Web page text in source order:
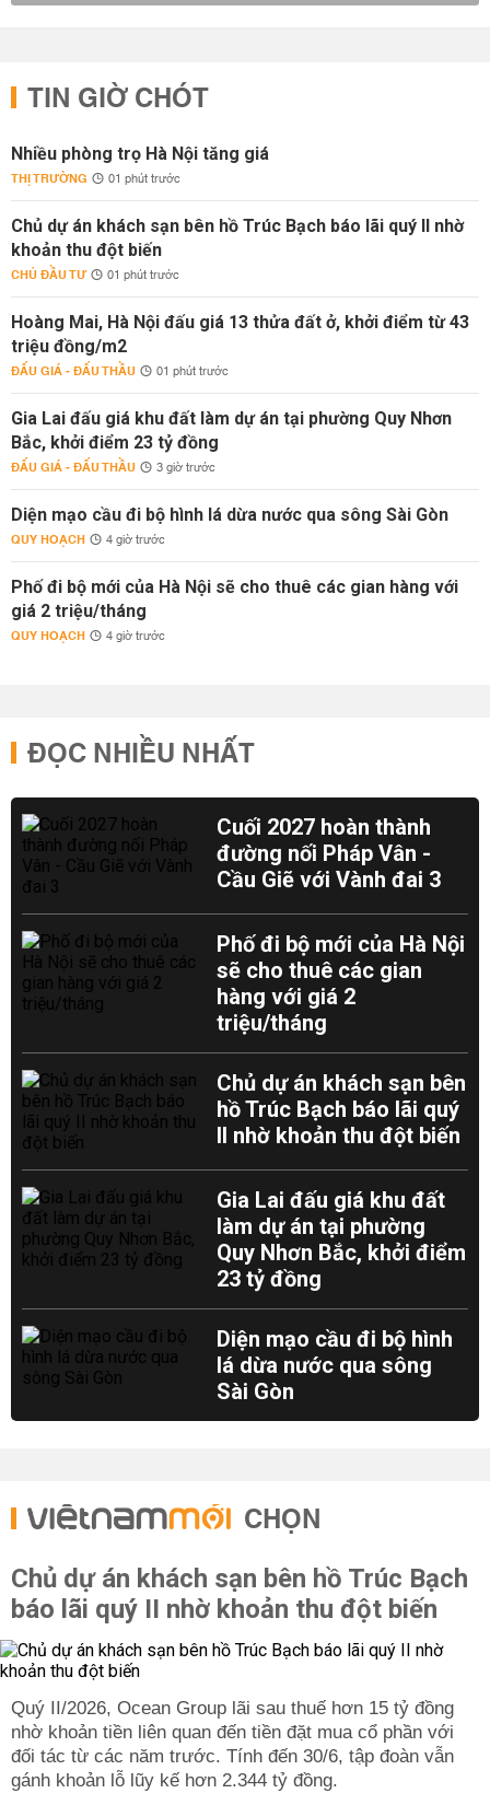
TIN GIỜ CHÓT
Nhiều phòng trọ Hà Nội tăng giá
THỊ TRƯỜNG 01 phút trước
Chủ dự án khách sạn bên hồ Trúc Bạch báo lãi quý II nhờ
khoản thu đột biến
CHỦ ĐẦU TƯ 01 phút trước
Hoàng Mai, Hà Nội đấu giá 13 thửa đất ở, khởi điểm từ 43
triệu đồng/m2
ĐẤU GIÁ - ĐẤU THẦU 01 phút trước
Gia Lai đấu giá khu đất làm dự án tại phường Quy Nhơn
Bắc, khởi điểm 23 tỷ đồng
ĐẤU GIÁ - ĐẤU THẦU 3 giờ trước
Diện mạo cầu đi bộ hình lá dừa nước qua sông Sài Gòn
QUY HOẠCH 4 giờ trước
Phố đi bộ mới của Hà Nội sẽ cho thuê các gian hàng với
giá 2 triệu/tháng
QUY HOẠCH 4 giờ trước
ĐỌC NHIỀU NHẤT
Cuối 2027 hoàn thành
đường nối Pháp Vân -
Cầu Giẽ với Vành đai 3
Phố đi bộ mới của Hà Nội
sẽ cho thuê các gian
hàng với giá 2
triệu/tháng
Chủ dự án khách sạn bên
hồ Trúc Bạch báo lãi quý
II nhờ khoản thu đột biến
Gia Lai đấu giá khu đất
làm dự án tại phường
Quy Nhơn Bắc, khởi điểm
23 tỷ đồng
Diện mạo cầu đi bộ hình
lá dừa nước qua sông
Sài Gòn
CHỌN
Chủ dự án khách sạn bên hồ Trúc Bạch
báo lãi quý II nhờ khoản thu đột biến
Quý II/2026, Ocean Group lãi sau thuế hơn 15 tỷ đồng
nhờ khoản tiền liên quan đến tiền đặt mua cổ phần với
đối tác từ các năm trước. Tính đến 30/6, tập đoàn vẫn
gánh khoản lỗ lũy kế hơn 2.344 tỷ đồng.